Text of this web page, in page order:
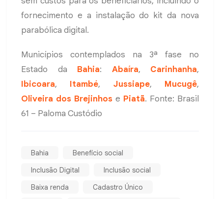
fornecimento e a instalação do kit da nova
parabólica digital.
Municípios contemplados na 3ª fase no
Estado da Bahia: Abaíra, Carinhanha,
Ibicoara, Itambé, Jussiape, Mucugê,
Oliveira dos Brejinhos e Piatã. Fonte: Brasil
61 – Paloma Custódio
Bahia
Benefício social
Inclusão Digital
Inclusão social
Baixa renda
Cadastro Único